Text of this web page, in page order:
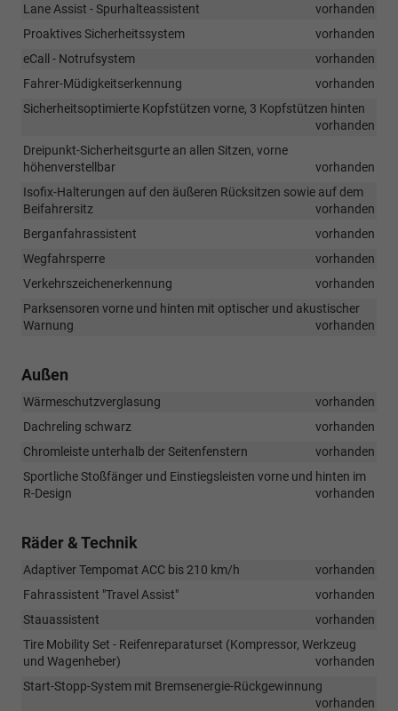
Lane Assist - Spurhalteassistent
vorhanden
Proaktives Sicherheitssystem
vorhanden
eCall - Notrufsystem
vorhanden
Fahrer-Müdigkeitserkennung
vorhanden
Sicherheitsoptimierte Kopfstützen vorne, 3 Kopfstützen hinten
vorhanden
Dreipunkt-Sicherheitsgurte an allen Sitzen, vorne
höhenverstellbar
vorhanden
Isofix-Halterungen auf den äußeren Rücksitzen sowie auf dem
Beifahrersitz
vorhanden
Berganfahrassistent
vorhanden
Wegfahrsperre
vorhanden
Verkehrszeichenerkennung
vorhanden
Parksensoren vorne und hinten mit optischer und akustischer
Warnung
vorhanden
Außen
Wärmeschutzverglasung
vorhanden
Dachreling schwarz
vorhanden
Chromleiste unterhalb der Seitenfenstern
vorhanden
Sportliche Stoßfänger und Einstiegsleisten vorne und hinten im
R-Design
vorhanden
Räder & Technik
Adaptiver Tempomat ACC bis 210 km/h
vorhanden
Fahrassistent "Travel Assist"
vorhanden
Stauassistent
vorhanden
Tire Mobility Set - Reifenreparaturset (Kompressor, Werkzeug
und Wagenheber)
vorhanden
Start-Stopp-System mit Bremsenergie-Rückgewinnung
vorhanden